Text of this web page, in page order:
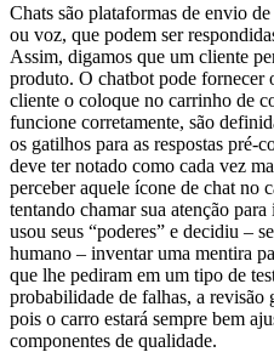
Chats são plataformas de envio
ou voz, que podem ser
Assim, digamos que um cliente
produto. O chatbot pode fornecer
cliente o coloque no carrinho de
funcione corretamente, são
os gatilhos para as respostas pré-
deve ter notado como cada vez
perceber aquele ícone de chat no
tentando chamar sua atenção
usou seus “poderes” e decidiu –
humano – inventar uma mentira
que lhe pediram em um tipo de
probabilidade de falhas, a revisão
pois o carro estará sempre bem
componentes de qualidade.